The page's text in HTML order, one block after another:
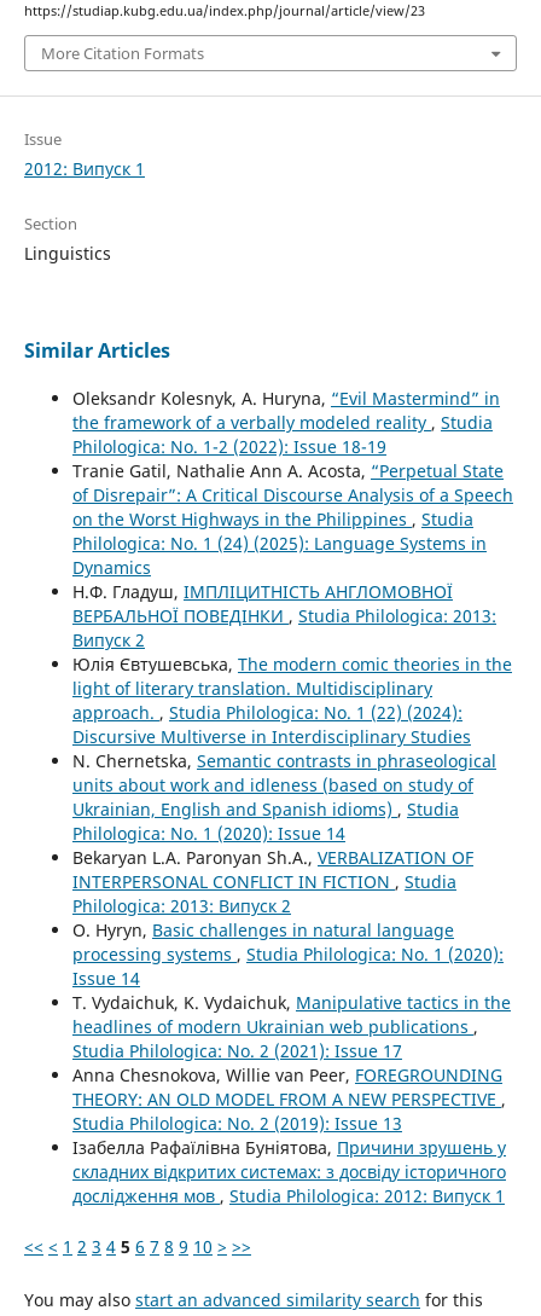
https://studiap.kubg.edu.ua/index.php/journal/article/view/23
More Citation Formats
Issue
2012: Випуск 1
Section
Linguistics
Similar Articles
Oleksandr Kolesnyk, A. Huryna, “Evil Mastermind” in
the framework of a verbally modeled reality , Studia
Philologica: No. 1-2 (2022): Issue 18-19
Tranie Gatil, Nathalie Ann A. Acosta, “Perpetual State
of Disrepair”: A Critical Discourse Analysis of a Speech
on the Worst Highways in the Philippines , Studia
Philologica: No. 1 (24) (2025): Language Systems in
Dynamics
Н.Ф. Гладуш, ІМПЛІЦИТНІСТЬ АНГЛОМОВНОЇ
ВЕРБАЛЬНОЇ ПОВЕДІНКИ , Studia Philologica: 2013:
Випуск 2
Юлія Євтушевська, The modern comic theories in the
light of literary translation. Multidisciplinary
approach. , Studia Philologica: No. 1 (22) (2024):
Discursive Multiverse in Interdisciplinary Studies
N. Chernetska, Semantic contrasts in phraseological
units about work and idleness (based on study of
Ukrainian, English and Spanish idioms) , Studia
Philologica: No. 1 (2020): Issue 14
Bekaryan L.A. Paronyan Sh.A., VERBALIZATION OF
INTERPERSONAL CONFLICT IN FICTION , Studia
Philologica: 2013: Випуск 2
O. Hyryn, Basic challenges in natural language
processing systems , Studia Philologica: No. 1 (2020):
Issue 14
T. Vydaichuk, K. Vydaichuk, Manipulative tactics in the
headlines of modern Ukrainian web publications ,
Studia Philologica: No. 2 (2021): Issue 17
Anna Chesnokova, Willie van Peer, FOREGROUNDING
THEORY: AN OLD MODEL FROM A NEW PERSPECTIVE ,
Studia Philologica: No. 2 (2019): Issue 13
Ізабелла Рафаїлівна Буніятова, Причини зрушень у
складних відкритих системах: з досвіду історичного
дослідження мов , Studia Philologica: 2012: Випуск 1
<< < 1 2 3 4 5 6 7 8 9 10 > >>
You may also start an advanced similarity search for this